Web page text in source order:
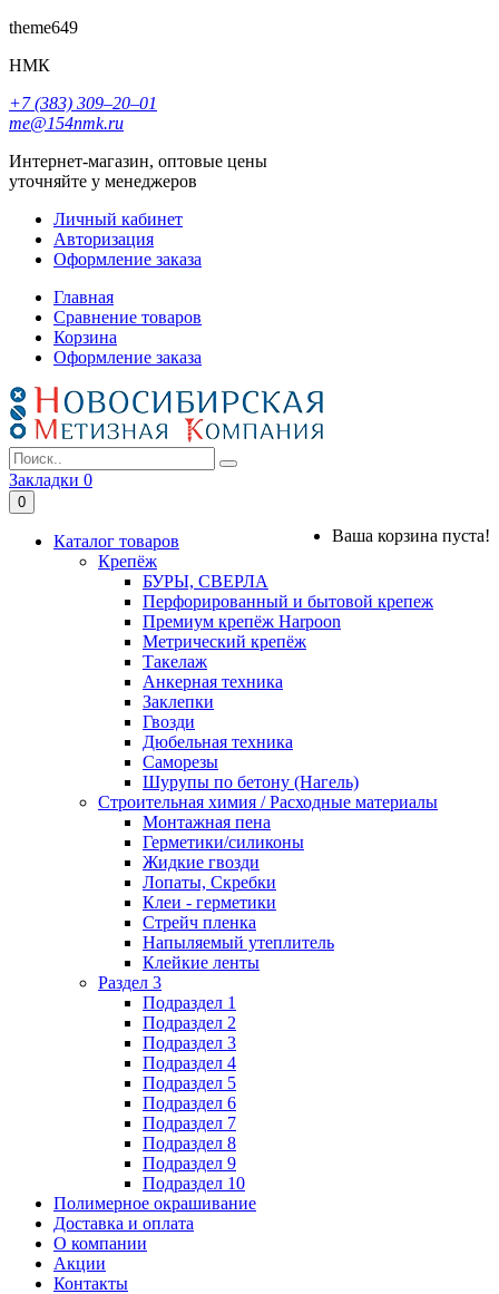
theme649
НМК
+7 (383) 309‒20‒01
me@154nmk.ru
Интернет-магазин, оптовые цены
уточняйте у менеджеров
Личный кабинет
Авторизация
Оформление заказа
Главная
Сравнение товаров
Корзина
Оформление заказа
Закладки 0
0
Ваша корзина пуста!
Каталог товаров
Крепёж
БУРЫ, СВЕРЛА
Перфорированный и бытовой крепеж
Премиум крепёж Harpoon
Метрический крепёж
Такелаж
Анкерная техника
Заклепки
Гвозди
Дюбельная техника
Саморезы
Шурупы по бетону (Нагель)
Строительная химия / Расходные материалы
Монтажная пена
Герметики/силиконы
Жидкие гвозди
Лопаты, Скребки
Клеи - герметики
Стрейч пленка
Напыляемый утеплитель
Клейкие ленты
Раздел 3
Подраздел 1
Подраздел 2
Подраздел 3
Подраздел 4
Подраздел 5
Подраздел 6
Подраздел 7
Подраздел 8
Подраздел 9
Подраздел 10
Полимерное окрашивание
Доставка и оплата
О компании
Акции
Контакты